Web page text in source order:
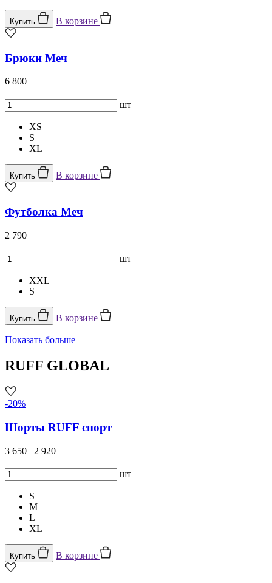
Купить В корзине
Брюки Меч
6 800
шт
XS
S
XL
Купить В корзине
Футболка Меч
2 790
шт
XXL
S
Купить В корзине
Показать больше
RUFF GLOBAL
-20%
Шорты RUFF спорт
3 650 2 920
шт
S
M
L
XL
Купить В корзине